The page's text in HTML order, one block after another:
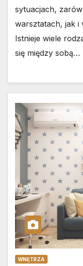
sytuacjach,
warsztatach, jak i
Istnieje wiele
się między sobą…
WNĘTRZA